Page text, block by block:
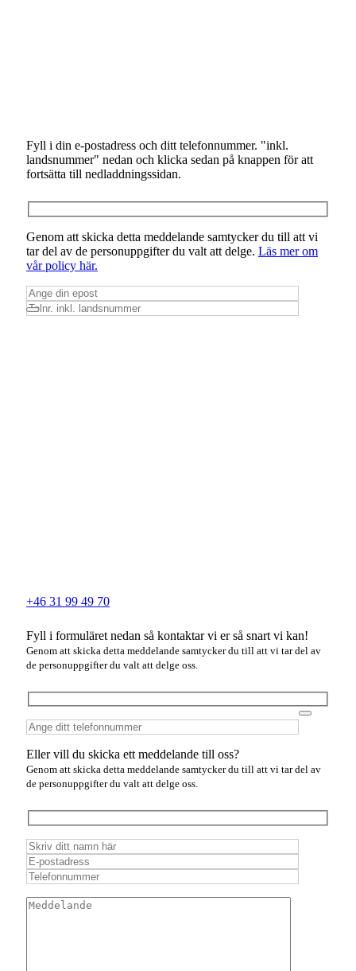
Fyll i din e-postadress och ditt telefonnummer. "inkl.
landsnummer" nedan och klicka sedan på knappen för att
fortsätta till nedladdningssidan.
Genom att skicka detta meddelande samtycker du till att vi
tar del av de personuppgifter du valt att delge. Läs mer om
vår policy här.
+46 31 99 49 70
Fyll i formuläret nedan så kontaktar vi er så snart vi kan!
Genom att skicka detta meddelande samtycker du till att vi tar del av
de personuppgifter du valt att delge oss.
Eller vill du skicka ett meddelande till oss?
Genom att skicka detta meddelande samtycker du till att vi tar del av
de personuppgifter du valt att delge oss.